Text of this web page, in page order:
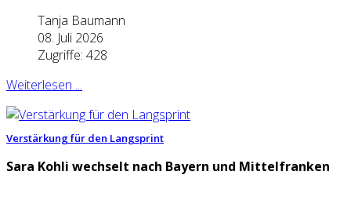
Tanja Baumann
08. Juli 2026
Zugriffe: 428
Weiterlesen ...
Verstärkung für den Langsprint
Sara Kohli wechselt nach Bayern und Mittelfranken